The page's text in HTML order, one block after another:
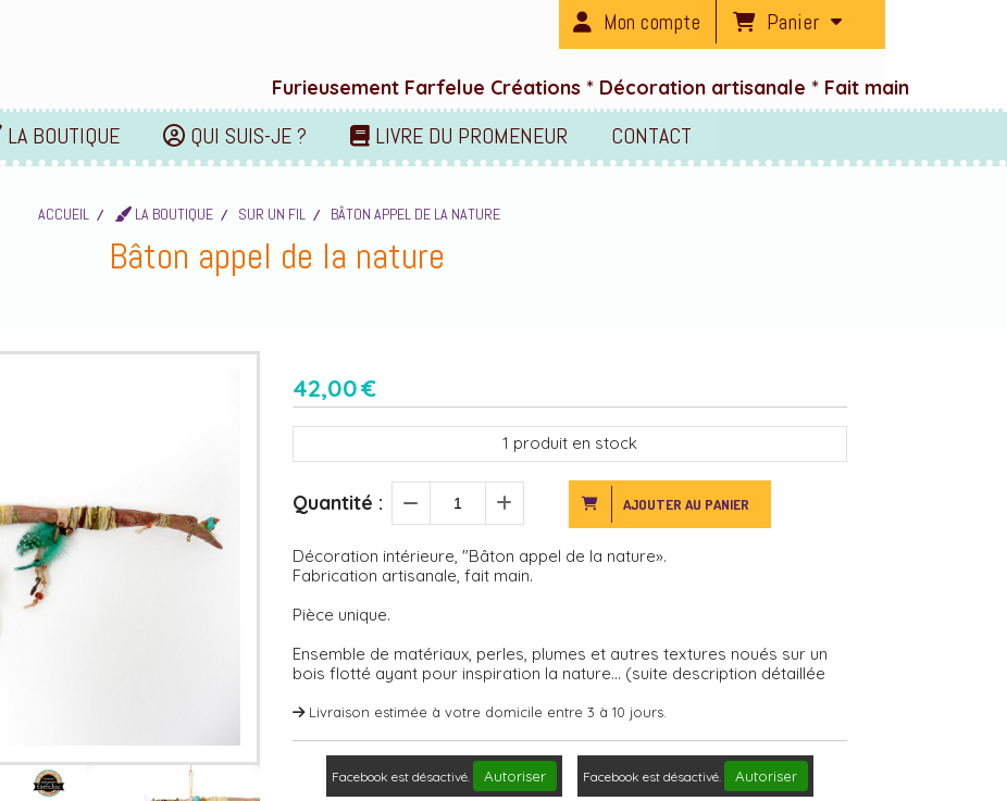
Furieusement Farfelue Créations * Décoration artisanale * Fait main
Mon compte Panier
LA BOUTIQUE QUI SUIS-JE ? LIVRE DU PROMENEUR CONTACT
ACCUEIL LA BOUTIQUE SUR UN FIL BÂTON APPEL DE LA NATURE
Bâton appel de la nature
42,00€
1 produit en stock
Quantité : AJOUTER AU PANIER
Décoration intérieure, "Bâton appel de la nature».
Fabrication artisanale, fait main.
Pièce unique.
Ensemble de matériaux, perles, plumes et autres textures noués sur un
bois flotté ayant pour inspiration la nature... (suite description détaillée
Livraison estimée à votre domicile entre 3 à 10 jours.
Facebook est désactivé. Autoriser Facebook est désactivé. Autoriser